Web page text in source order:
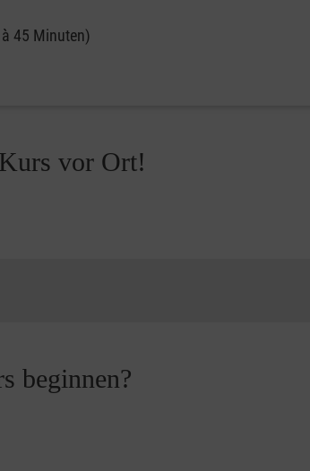
45 Minuten)
vor Ort!
beginnen?